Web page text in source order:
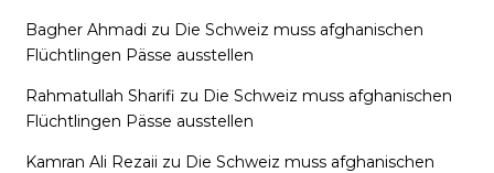
Bagher Ahmadi zu Die Schweiz muss afghanischen
Flüchtlingen Pässe ausstellen
Rahmatullah Sharifi zu Die Schweiz muss afghanischen
Flüchtlingen Pässe ausstellen
Kamran Ali Rezaii zu Die Schweiz muss afghanischen